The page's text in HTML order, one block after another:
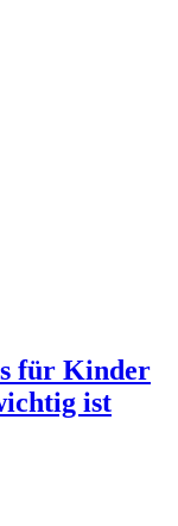
für Kinder
ist